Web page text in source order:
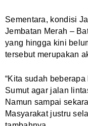
Sementara, kondisi
Jembatan Merah –
yang hingga kini
tersebut merupakan
“Kita sudah
Sumut agar jalan
Namun sampai
Masyarakat justru